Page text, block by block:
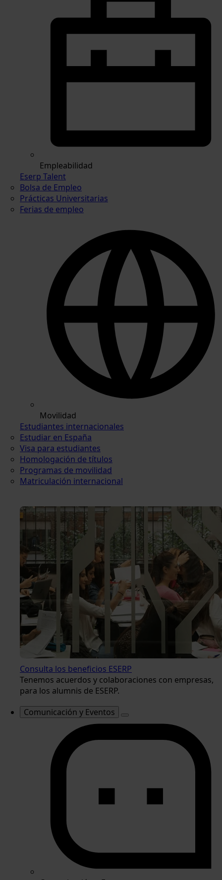
Empleabilidad
Eserp Talent
Bolsa de Empleo
Prácticas Universitarias
Ferias de empleo
Movilidad
Estudiantes internacionales
Estudiar en España
Visa para estudiantes
Homologación de títulos
Programas de movilidad
Matriculación internacional
Consulta los beneficios ESERP
Tenemos acuerdos y colaboraciones con empresas,
para los alumnis de ESERP.
Comunicación y Eventos